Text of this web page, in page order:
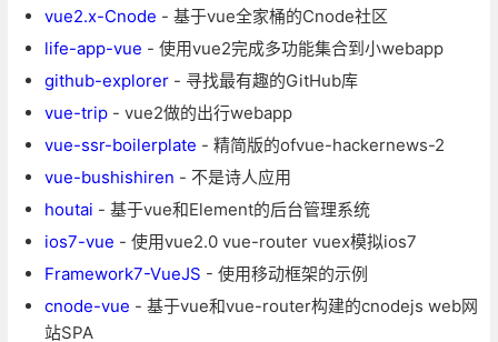
vue2.x-Cnode - 基于vue全家桶的Cnode社区
life-app-vue - 使用vue2完成多功能集合到小webapp
github-explorer- 寻找最有趣的GitHub库
vue-trip- vue2做的出行webapp
vue-ssr-boilerplate - 精简版的ofvue-hackernews-2
vue-bushishiren - 不是诗人应用
houtai - 基于vue和Element的后台管理系统
ios7-vue - 使用vue2.0 vue-router vuex模拟ios7
Framework7-VueJS - 使用移动框架的示例
cnode-vue - 基于vue和vue-router构建的cnodejs web网
站SPA